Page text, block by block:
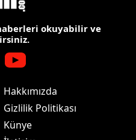
okuyabilir ve
Hakkımızda
Gizlilik Politikası
Künye